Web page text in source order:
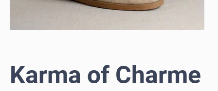
Karma of Charme